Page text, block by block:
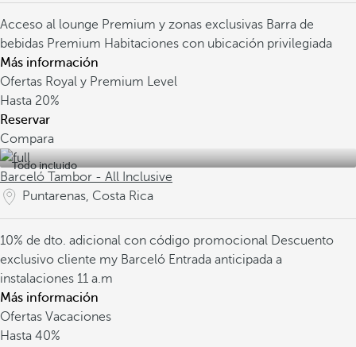
Acceso al lounge Premium y zonas exclusivas Barra de
bebidas Premium Habitaciones con ubicación privilegiada
Más información
Ofertas Royal y Premium Level
Hasta 20%
Reservar
Compara
Todo incluido
Barceló Tambor - All Inclusive
Puntarenas, Costa Rica
10% de dto. adicional con código promocional Descuento
exclusivo cliente my Barceló Entrada anticipada a
instalaciones 11 a.m
Más información
Ofertas Vacaciones
Hasta 40%